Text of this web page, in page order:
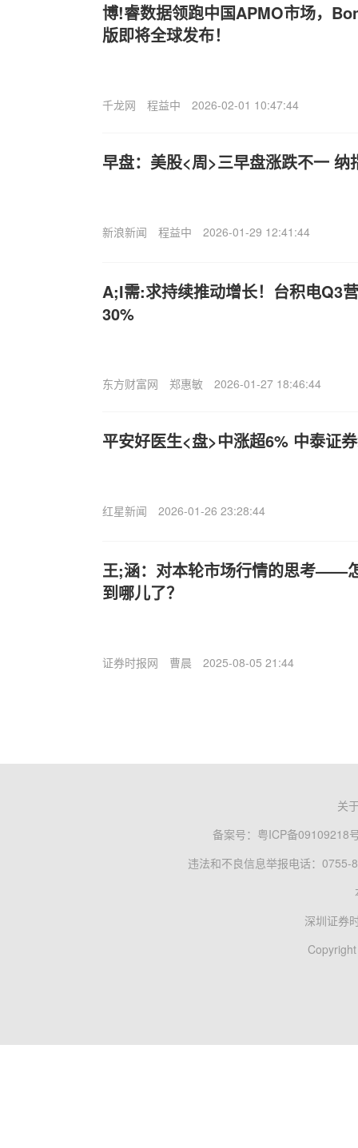
博!睿数据领跑中国APMO市场，
版即将全球发布！
千龙网 程益中 2026-02-01 10:47:44
早盘：美股<周>三早盘涨跌不一 纳
新浪新闻 程益中 2026-01-29 12:41:44
A;I需:求持续推动增长！台积电Q3
30%
东方财富网 郑惠敏 2026-01-27 18:46:44
平安好医生<盘>中涨超6% 中泰证
红星新闻 2026-01-26 23:28:44
王;涵：对本轮市场行情的思考——
到哪儿了？
证券时报网 曹晨 2025-08-05 21:44
关
备案号： 粤ICP备09109218
违法和不良信息举报电话：0755-
深圳证券